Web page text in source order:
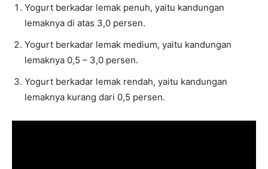
Yogurt berkadar lemak penuh, yaitu kandungan
lemaknya di atas 3,0 persen.
Yogurt berkadar lemak medium, yaitu kandungan
lemaknya 0,5 – 3,0 persen.
Yogurt berkadar lemak rendah, yaitu kandungan
lemaknya kurang dari 0,5 persen.